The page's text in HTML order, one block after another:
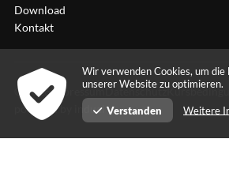
Download
Kontakt
© 2026Impressum Datenschutz
powered by indual
Wir verwenden Cookies, um
unserer Website zu optimieren.
Verstanden Weitere